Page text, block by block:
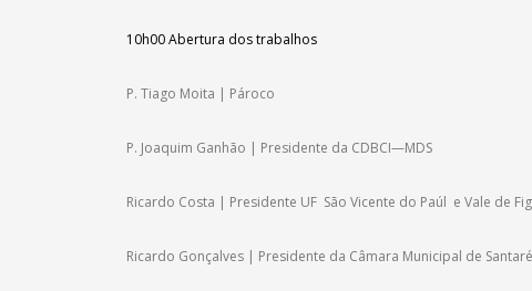
10h00Abertura dos trabalhos
P. Tiago Moita | Pároco
P. Joaquim Ganhão | Presidente da CDBCI—MDS
Ricardo Costa | Presidente UF São Vicente do Paúl e Vale de
Ricardo Gonçalves | Presidente da Câmara Municipal de